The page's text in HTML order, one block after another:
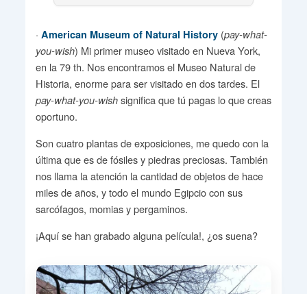
· American Museum of Natural History(pay-what-
you-wish) Mi primer museo visitado en Nueva York,
en la 79 th. Nos encontramos el Museo Natural de
Historia, enorme para ser visitado en dos tardes. El
pay-what-you-wishsignifica que tú pagas lo que creas
oportuno.
Son cuatro plantas de exposiciones, me quedo con la
última que es de fósiles y piedras preciosas. También
nos llama la atención la cantidad de objetos de hace
miles de años, y todo el mundo Egipcio con sus
sarcófagos, momias y pergaminos.
¡Aquí se han grabado alguna película!, ¿os suena?